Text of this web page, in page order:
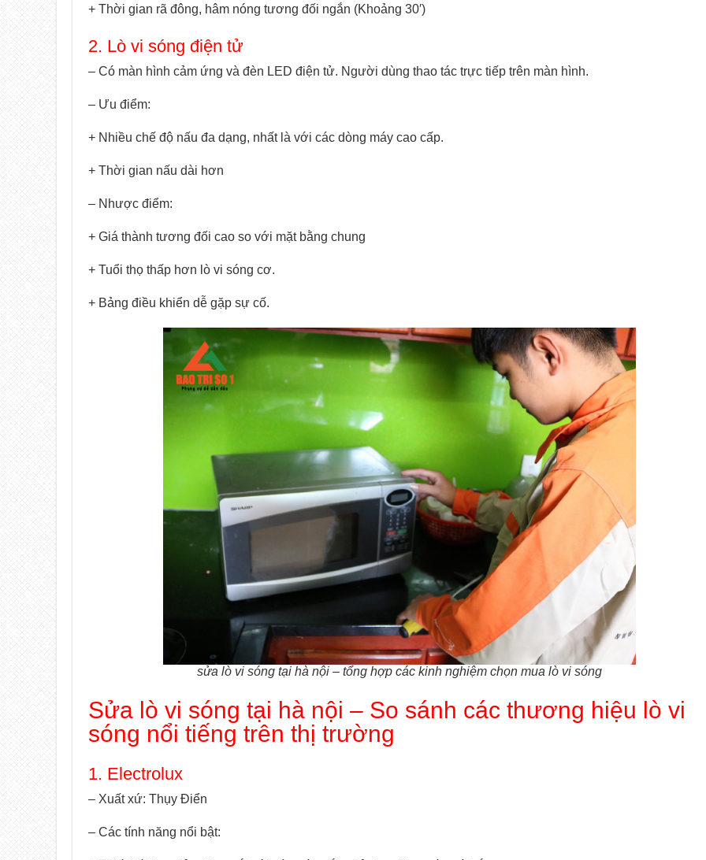
+ Thời gian rã đông, hâm nóng tương đối ngắn (Khoảng 30′)
2. Lò vi sóng điện tử
– Có màn hình cảm ứng và đèn LED điện tử. Người dùng thao tác trực tiếp trên màn hình.
– Ưu điểm:
+ Nhiều chế độ nấu đa dạng, nhất là với các dòng máy cao cấp.
+ Thời gian nấu dài hơn
– Nhược điểm:
+ Giá thành tương đối cao so với mặt bằng chung
+ Tuổi thọ thấp hơn lò vi sóng cơ.
+ Bảng điều khiển dễ gặp sự cố.
sửa lò vi sóng tại hà nội – tổng hợp các kinh nghiệm chọn mua lò vi sóng
Sửa lò vi sóng tại hà nội – So sánh các thương hiệu lò vi
sóng nổi tiếng trên thị trường
1. Electrolux
– Xuất xứ: Thụy Điển
– Các tính năng nổi bật: